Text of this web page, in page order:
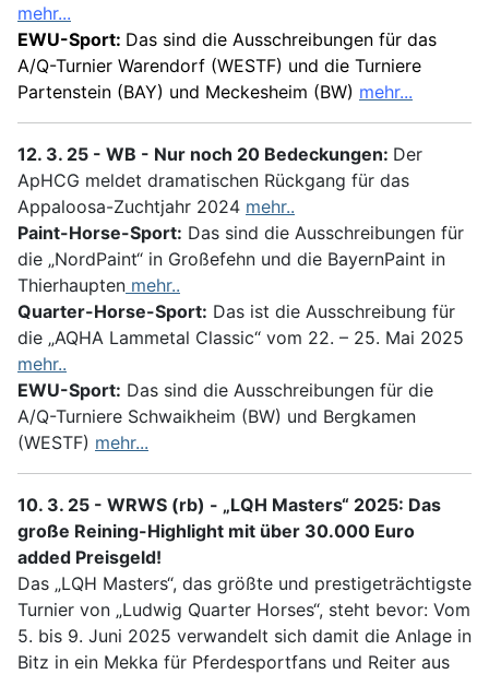
mehr...
EWU-Sport: Das sind die Ausschreibungen für das
A/Q-Turnier Warendorf (WESTF) und die Turniere
Partenstein (BAY) und Meckesheim (BW) mehr...
12. 3. 25 - WB - Nur noch 20 Bedeckungen: Der
ApHCG meldet dramatischen Rückgang für das
Appaloosa-Zuchtjahr 2024 mehr..
Paint-Horse-Sport: Das sind die Ausschreibungen für
die „NordPaint“ in Großefehn und die BayernPaint in
Thierhaupten mehr..
Quarter-Horse-Sport: Das ist die Ausschreibung für
die „AQHA Lammetal Classic“ vom 22. – 25. Mai 2025
mehr..
EWU-Sport: Das sind die Ausschreibungen für die
A/Q-Turniere Schwaikheim (BW) und Bergkamen
(WESTF) mehr...
10. 3. 25 - WRWS (rb) - „LQH Masters“ 2025: Das
große Reining-Highlight mit über 30.000 Euro
added Preisgeld!
Das „LQH Masters“, das größte und prestigeträchtigste
Turnier von „Ludwig Quarter Horses“, steht bevor: Vom
5. bis 9. Juni 2025 verwandelt sich damit die Anlage in
Bitz in ein Mekka für Pferdesportfans und Reiter aus